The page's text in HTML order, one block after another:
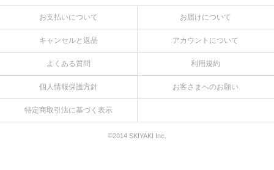
お支払いについて お届けについて
キャンセルと返品 アカウントについて
よくある質問 利用規約
個人情報保護方針 お客さまへのお願い
特定商取引法に基づく表示
©2014 SKIYAKI Inc.